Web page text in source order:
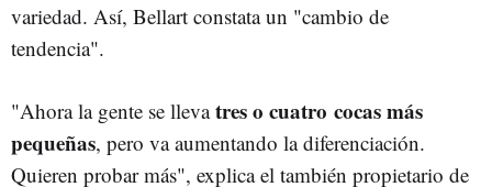
variedad. Así, Bellart constata un "cambio de
tendencia".
"Ahora la gente se llevatres o cuatro cocas más
pequeñas, pero va aumentando la diferenciación.
Quieren probar más", explica el también propietario de